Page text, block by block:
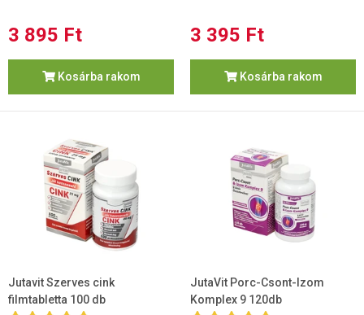
3 895 Ft
Kosárba rakom
3 395 Ft
Kosárba rakom
Jutavit Szerves cink
filmtabletta 100 db
JutaVit Porc-Csont-Izom
Komplex 9 120db